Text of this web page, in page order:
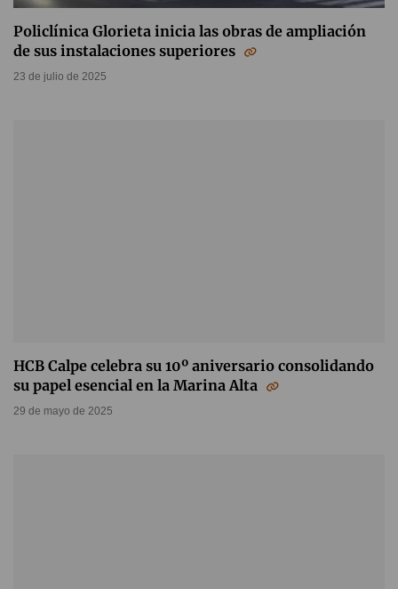
Policlínica Glorieta inicia las obras de ampliación
de sus instalaciones superiores
23 de julio de 2025
HCB Calpe celebra su 10º aniversario consolidando
su papel esencial en la Marina Alta
29 de mayo de 2025